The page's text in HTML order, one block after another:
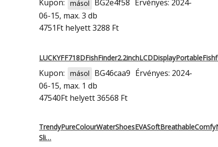
Kupon: másol BG2e4f58 Érvényes: 2024-
06-15, max. 3 db
4751Ft helyett 3288 Ft
Kupon: másol BG46caa9 Érvényes: 2024-
06-15, max. 1 db
47540Ft helyett 36568 Ft
Sli…